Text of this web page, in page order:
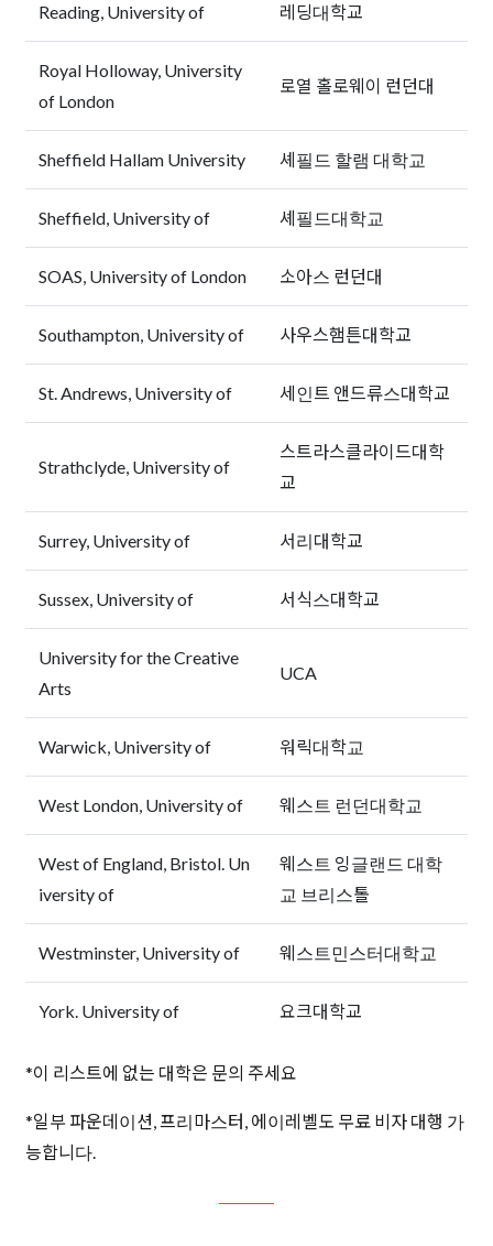
Reading, University of 레딩대학교
Royal Holloway, University
of London
로열 홀로웨이 런던대
Sheffield Hallam University 셰필드 할램 대학교
Sheffield, University of 셰필드대학교
SOAS, University of London 소아스 런던대
Southampton, University of 사우스햄튼대학교
St. Andrews, University of 세인트 앤드류스대학교
Strathclyde, University of
스트라스클라이드대학
교
Surrey, University of 서리대학교
Sussex, University of 서식스대학교
University for the Creative
Arts
UCA
Warwick, University of 워릭대학교
West London, University of 웨스트 런던대학교
West of England, Bristol. Un
iversity of
웨스트 잉글랜드 대학
교 브리스톨
Westminster, University of 웨스트민스터대학교
York. University of 요크대학교
*이 리스트에 없는 대학은 문의 주세요
*일부 파운데이션, 프리마스터, 에이레벨도 무료 비자 대행 가
능합니다.